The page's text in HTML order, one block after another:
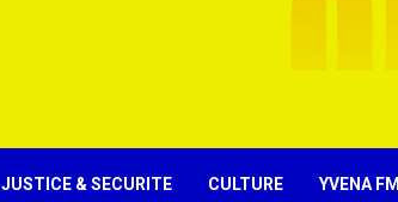
JUSTICE & SECURITE CULTURE YVENA FM